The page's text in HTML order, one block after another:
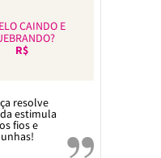
CAINDO E
R$
resolve
estimula
fios e